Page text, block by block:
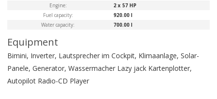
Engine:
2 x 57 HP
Fuel capacity:
920.00 l
Water capacity:
700.00 l
Equipment
Bimini, Inverter, Lautsprecher im Cockpit, Klimaanlage, Solar-
Panele, Generator, Wassermacher Lazy jack Kartenplotter,
Autopilot Radio-CD Player